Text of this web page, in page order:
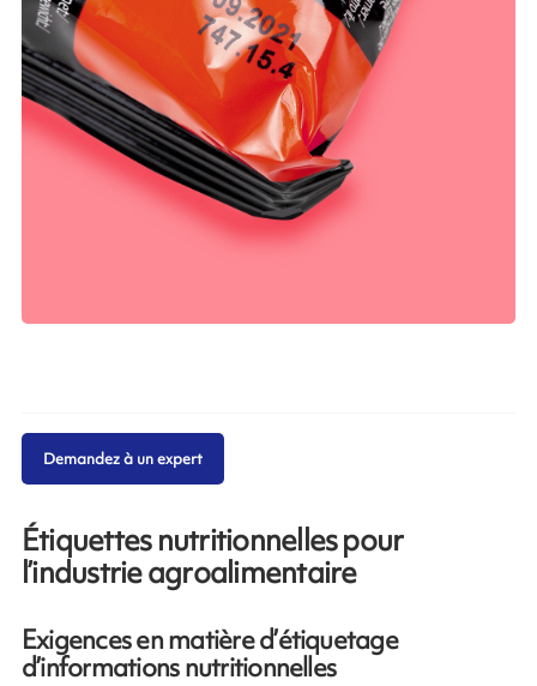
Étiquettes nutritionnelles pour
l’industrie agroalimentaire
Exigences en matière d’étiquetage
d’informations nutritionnelles
Demandez à un expert